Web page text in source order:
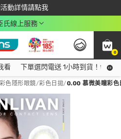
動詳情請點我
最高回饋$350
氏線上服務
0
看 下單選閃電送 1小時到貨！領神
彩色隱形眼鏡/彩色日拋/0.00 慕微美瞳彩色